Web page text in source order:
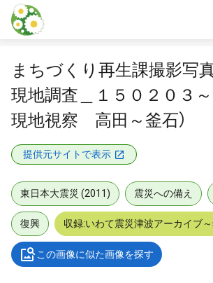
本文に飛ぶ
まちづくり再生課撮影写真
現地調査＿１５０２０３
現地視察 高田～釜石）
提供元サイトで表示
東日本大震災 (2011) 震災への備え
復興 収録:いわて震災津波アーカイブ
この画像に似た画像を探す